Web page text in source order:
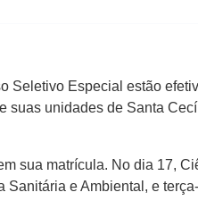
Seletivo Especial estão
unidades de Santa
sua matrícula. No dia 17,
e Ambiental, e